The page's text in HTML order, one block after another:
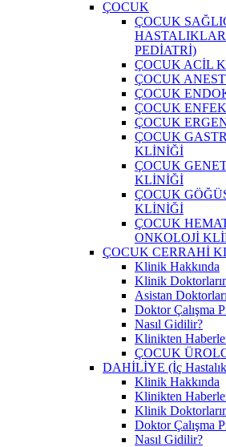
ÇOCUK
ÇOCUK
PEDİATRİ)
ÇOCUK ACİL
ÇOCUK
ÇOCUK
ÇOCUK
ÇOCUK
ÇOCUK
KLİNİĞİ
ÇOCUK
KLİNİĞİ
ÇOCUK
KLİNİĞİ
ÇOCUK
ONKOLOJİ
ÇOCUK CERRAHİ
Klinik Hakkında
Klinik
Asistan
Doktor Çalışma
Nasıl Gidilir?
Klinikten
ÇOCUK
DAHİLİYE (İç
Klinik Hakkında
Klinikten
Klinik
Doktor Çalışma
Nasıl Gidilir?